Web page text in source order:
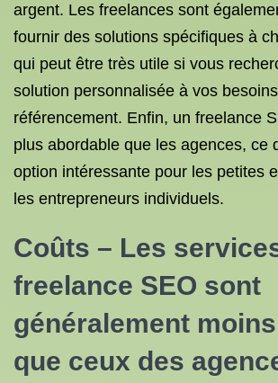
argent. Les freelances sont
fournir des solutions spécifiques à
qui peut être très utile si vous
solution personnalisée à vos
référencement. Enfin, un freelance
plus abordable que les agences, ce
option intéressante pour les petites
les entrepreneurs individuels.
Coûts – Les
freelance SEO sont
généralement
que ceux des